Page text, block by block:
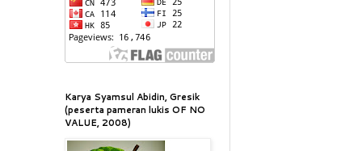
Karya Syamsul Abidin, Gresik
(peserta pameran lukis OF NO
VALUE, 2008)